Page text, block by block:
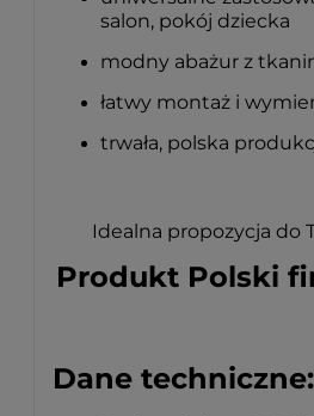
salon, pokój dziecka
modny abażur z
łatwy montaż i
trwała, polska
Idealna propozycja do
Produkt Polski
Dane techniczne: